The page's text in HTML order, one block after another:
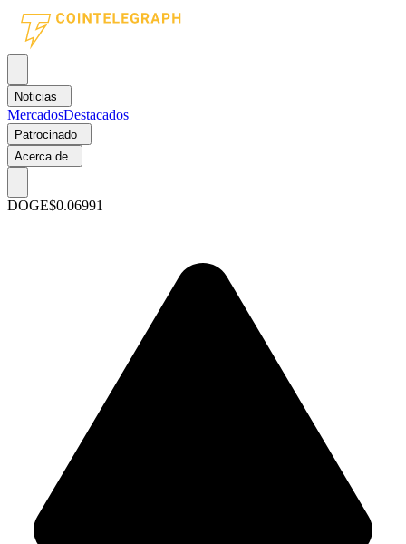
Noticias
MercadosDestacados
Patrocinado
Acerca de
DOGE$0.06991